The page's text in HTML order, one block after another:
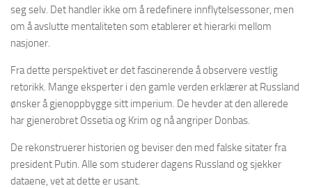
seg selv. Det handler ikke om å redefinere innflytelsessoner, men
om å avslutte mentaliteten som etablerer et hierarki mellom
nasjoner.
Fra dette perspektivet er det fascinerende å observere vestlig
retorikk. Mange eksperter i den gamle verden erklærer at Russland
ønsker å gjenoppbygge sitt imperium. De hevder at den allerede
har gjenerobret Ossetia og Krim og nå angriper Donbas.
De rekonstruerer historien og beviser den med falske sitater fra
president Putin. Alle som studerer dagens Russland og sjekker
dataene, vet at dette er usant.